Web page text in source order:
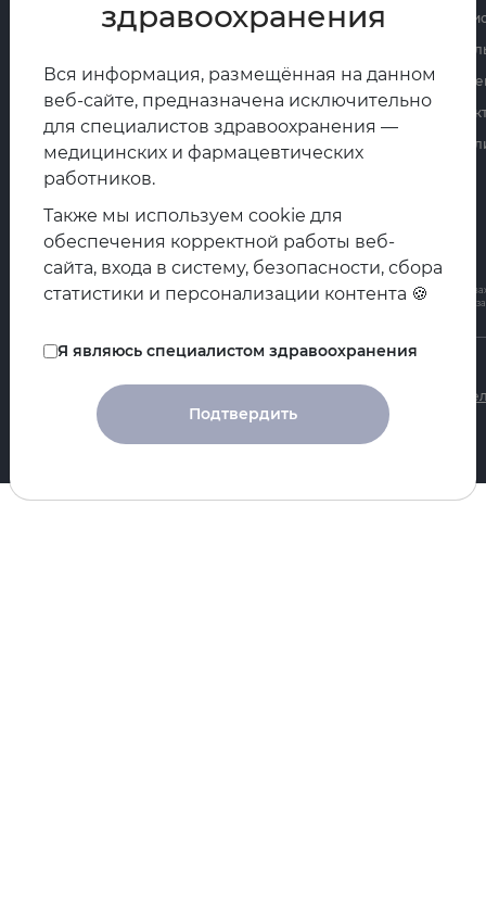
О ЕАТ
101000, г. Москва, Милютинский переулок, д. 18А
Все материалы, опубликованные на сайтеeuat.ru охраняются законом об авторских и смежных
возможно только при наличии двух прямых ссылок на страницу-источник публикации: сразу после
Политика в отношении обработки персональных данных
Пользовательское соглашение
здравоохранения
Вся информация, размещённая на данном
веб-сайте, предназначена исключительно
для специалистов здравоохранения —
медицинских и фармацевтических
работников.
Также мы используем cookie для
обеспечения корректной работы веб-
сайта, входа в систему, безопасности, сбора
статистики и персонализации контента 🍪
Я являюсь специалистом здравоохранения
Подтвердить